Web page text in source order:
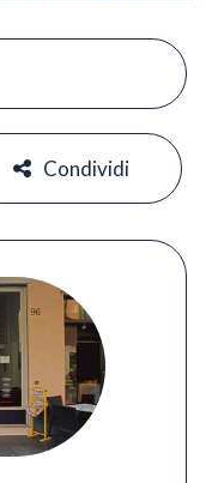
Condividi